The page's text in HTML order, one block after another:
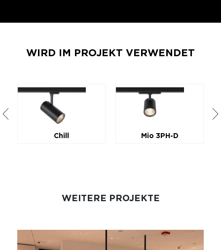
WIRD IM PROJEKT VERWENDET
Chill Mio 3PH-D
WEITERE PROJEKTE